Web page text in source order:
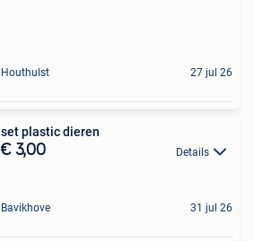
Houthulst 27 jul 26
set plastic dieren
€ 3,00 Details
Bavikhove 31 jul 26